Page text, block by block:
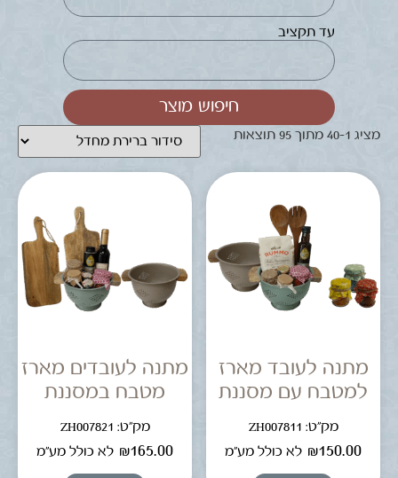
עד תקציב
חיפוש מוצר
מציג 1–40 מתוך 95 תוצאות
מתנה לעובד מארז
למטבח עם מסננת
מק"ט: ZH007811
₪150.00 לא כולל מע"מ
מתנה לעובדים מארז
מטבח במסננת
מק"ט: ZH007821
₪165.00 לא כולל מע"מ